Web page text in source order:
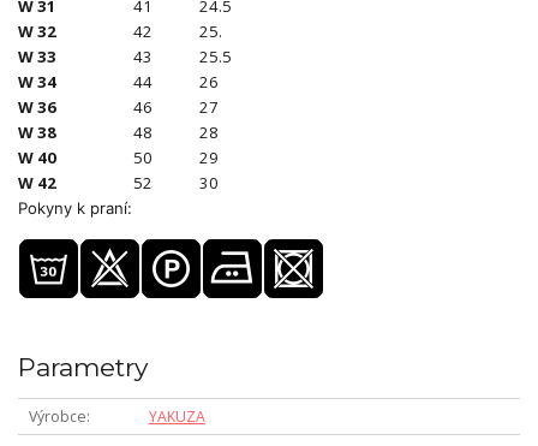
W 31
41
24.5
W 32
42
25.
W 33
43
25.5
W 34
44
26
W 36
46
27
W 38
48
28
W 40
50
29
W 42
52 30
Pokyny k praní:
Parametry
Výrobce YAKUZA